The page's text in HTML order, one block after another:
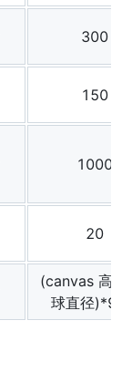
300
150
1000
20
(canvas 高度
球直径